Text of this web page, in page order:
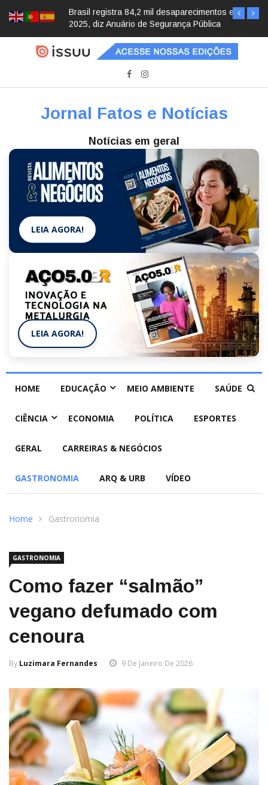
Brasil registra 84,2 mil desaparecimentos em
2025, diz Anuário de Segurança Pública
Jornal Fatos e Notícias
Notícias em geral
LEIA AGORA!
LEIA AGORA!
HOME EDUCAÇÃO MEIO AMBIENTE SAÚDE
CIÊNCIA ECONOMIA POLÍTICA ESPORTES
GERAL CARREIRAS & NEGÓCIOS
GASTRONOMIA ARQ & URB VÍDEO
Home Gastronomia
GASTRONOMIA
Como fazer “salmão”
vegano defumado com
cenoura
By Luzimara Fernandes 9 De Janeiro De 2026